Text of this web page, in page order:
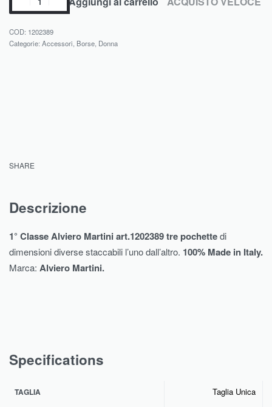
1202389
Categorie: Accessori Borse Donna
SHARE
Descrizione
1° Classe Alviero Martini art.1202389 tre pochettedi
dimensioni diverse staccabili l’uno dall’altro. 100% Made in Italy.
Marca: Alviero Martini.
Specifications
TAGLIA Taglia Unica